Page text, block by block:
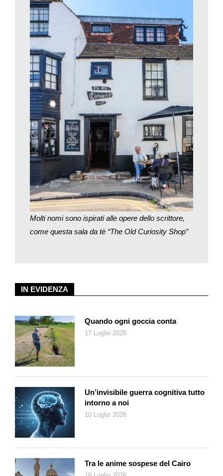
l’efficienza del sistema. Il passaggio verso una forza anti-
contrabbando più integrata avvenne nel 1810 con la creazione
di una Guardia d’Acqua preventiva.
L’isola di Thanet, situata nell’angolo nord-orientale della contea
amministrativa e storica del Kent, in Inghilterra, è delimitata
dall’estuario del Tamigi e da due rami del fiume Great Stour.
Nei secoli precedenti, Thanet era una vera e propria isola; il
Wantsum Channel, un’importante via d’acqua, la separava
dalla terraferma.
I contrabbandieri del mare portavano le merci a terra in un
processo noto come sbarco, prima che le bande dell’entroterra
prendessero il sopravvento per nascondere e distribuire la
merce. Per questo, molte delle bande operavano in città e
villaggi a diverse miglia dal mare. La costa del Kent presenta
insenature fangose a nord, insenature sabbiose e scogliere di
gesso a est, lunghe spiagge di ghiaia e paludi a sud. Queste
differenze di terreno hanno portato allo sviluppo di diverse
tecniche di sbarco e nascondiglio.
Al suo apice, il commercio illegale era controllato da bande
spietate che non esitavano a commettere omicidi, violenze,
apertamente le autorità e costringevano la popolazione locale a
Broadstairs era sede di piccole bande locali, la più famosa
delle quali era guidata da Joss Snelling. Nato nel vicino
villaggio di St Peters nel 1741, visse nel Callis Court Cottage
sulla Lanthorne Road e spesso organizzò le sue attività nel Fig
Tree Inn sulla Callis Court Road. La banda di Joss è meglio
conosciuta per la battaglia di Botany Bay, avvenuta nella
primavera del 1769, durante la quale diciotto uomini furono
uccisi o catturati sulla riva tra Kingsgate e Foreness Point,
lasciando Joss e quattro compagni di fuga a Kemp’s Stairs,
nei pressi di Kingsgate. Uno degli ufficiali a cavallo fu colpito e
portato al vicino Captain Digby Inn.
Nei pressi della baia di Joss Bay si possono ancora vedere le
grotte utilizzate per immagazzinare le merci di contrabbando.
Oggi la baia è un luogo popolare per i surfisti, che amano le
IN EVIDENZA
Quando ogni goccia conta
17 Luglio 2026
Un’invisibile guerra cognitiva tutto
intorno a noi
10 Luglio 2026
Tra le anime sospese del Cairo
Molti nomi sono ispirati alle opere dello scrittore,
come questa sala da tè “The Old Curiosity Shop”